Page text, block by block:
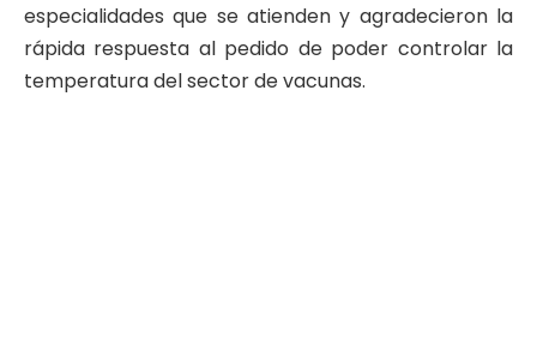
especialidades que se atienden y agradecieron la
rápida respuesta al pedido de poder controlar la
temperatura del sector de vacunas.